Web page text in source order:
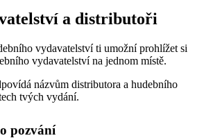
a distributoři
vydavatelství ti umožní prohlížet si
vydavatelství na jednom místě.
názvům distributora a hudebního
tvých vydání.
pozvání